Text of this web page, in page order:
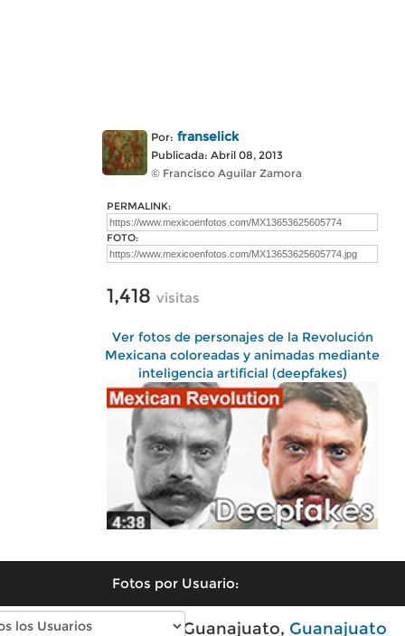
Por: franselick
Publicada: Abril 08, 2013
© Francisco Aguilar Zamora
PERMALINK:
FOTO:
1,418 visitas
Ver fotos de personajes de la Revolución
Mexicana coloreadas y animadas mediante
inteligencia artificial (deepfakes)
Fotos por Usuario:
Fotos modernas de Guanajuato, Guanajuato